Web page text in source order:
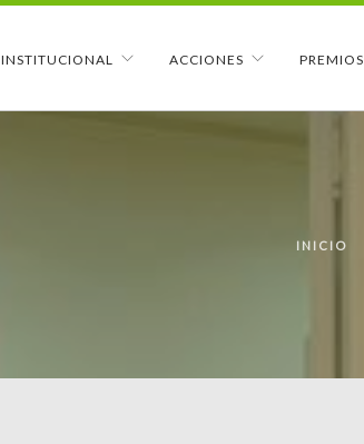
INSTITUCIONAL ACCIONES PREMIOS
INICIO